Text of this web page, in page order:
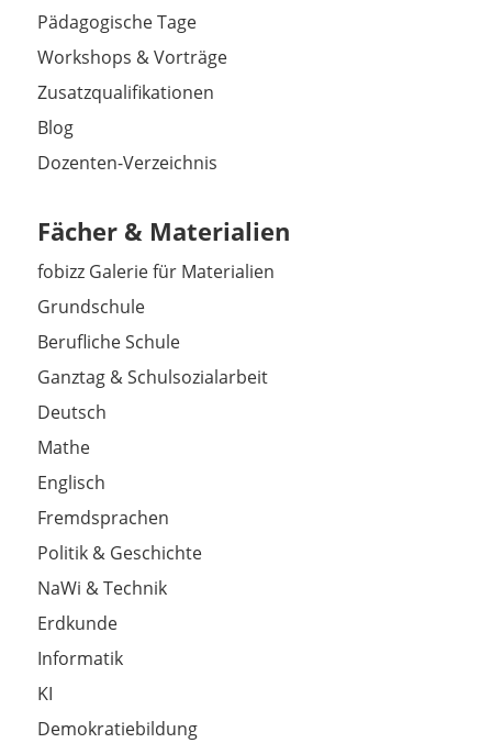
Pädagogische Tage
Workshops & Vorträge
Zusatzqualifikationen
Blog
Dozenten-Verzeichnis
Fächer & Materialien
fobizz Galerie für Materialien
Grundschule
Berufliche Schule
Ganztag & Schulsozialarbeit
Deutsch
Mathe
Englisch
Fremdsprachen
Politik & Geschichte
NaWi & Technik
Erdkunde
Informatik
KI
Demokratiebildung